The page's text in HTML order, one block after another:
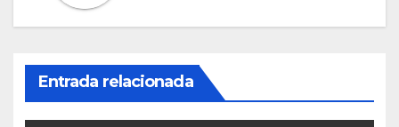
Entrada relacionada